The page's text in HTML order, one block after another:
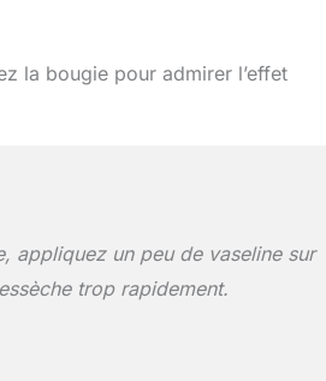
la bougie pour admirer l’effet
appliquez un peu de vaseline sur
trop rapidement.